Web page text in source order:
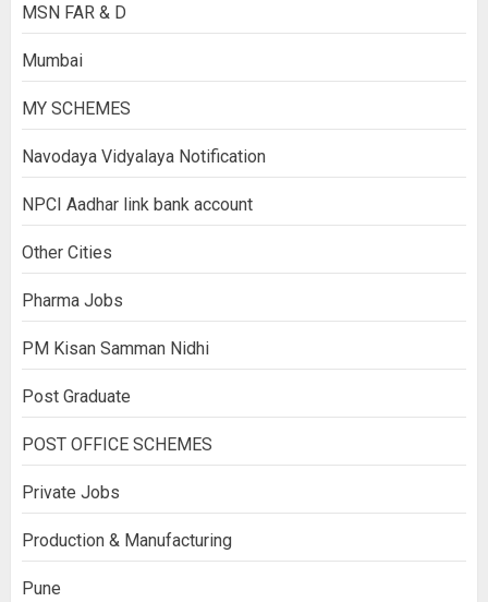
MSN FAR & D
Mumbai
MY SCHEMES
Navodaya Vidyalaya Notification
NPCI Aadhar link bank account
Other Cities
Pharma Jobs
PM Kisan Samman Nidhi
Post Graduate
POST OFFICE SCHEMES
Private Jobs
Production & Manufacturing
Pune